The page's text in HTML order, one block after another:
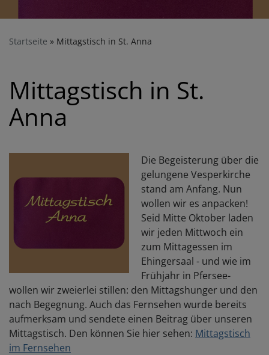
Startseite Mittagstisch in St. Anna
Mittagstisch in St.
Anna
Die Begeisterung über die
gelungene Vesperkirche
stand am Anfang. Nun
wollen wir es anpacken!
Seid Mitte Oktober laden
wir jeden Mittwoch ein
zum Mittagessen im
Ehingersaal - und wie im
Frühjahr in Pfersee-
wollen wir zweierlei stillen: den Mittagshunger und den
nach Begegnung. Auch das Fernsehen wurde bereits
aufmerksam und sendete einen Beitrag über unseren
Mittagstisch. Den können Sie hier sehen: Mittagstisch
im Fernsehen